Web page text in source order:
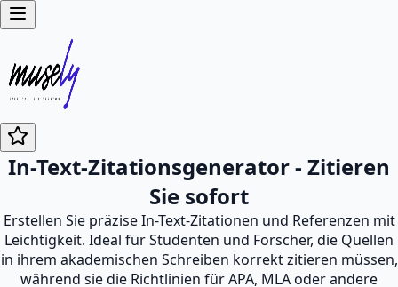
In-Text-Zitationsgenerator - Zitieren
Sie sofort
Erstellen Sie präzise In-Text-Zitationen und Referenzen mit
Leichtigkeit. Ideal für Studenten und Forscher, die Quellen
in ihrem akademischen Schreiben korrekt zitieren müssen,
während sie die Richtlinien für APA, MLA oder andere